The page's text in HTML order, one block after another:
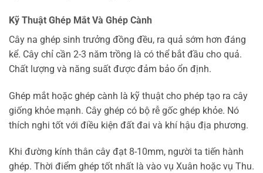
Kỹ Thuật Ghép Mắt Và Ghép Cành
Cây na ghép sinh trưởng đồng đều, ra quả sớm hơn đáng
kể. Cây chỉ cần 2-3 năm trồng là có thể bắt đầu cho quả.
Chất lượng và năng suất được đảm bảo ổn định.
Ghép mắt hoặc ghép cành là kỹ thuật cho phép tạo ra cây
giống khỏe mạnh. Cây ghép có bộ rễ gốc ghép khỏe. Nó
thích nghi tốt với điều kiện đất đai và khí hậu địa phương.
Khi đường kính thân cây đạt 8-10mm, người ta tiến hành
ghép. Thời điểm ghép tốt nhất là vào vụ Xuân hoặc vụ Thu.